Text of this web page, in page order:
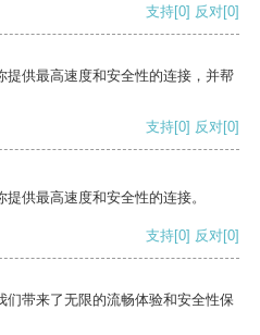
支持[0] 反对[0]
供最高速度和安全性的连接，并帮
支持[0] 反对[0]
供最高速度和安全性的连接。
支持[0] 反对[0]
带来了无限的流畅体验和安全性保